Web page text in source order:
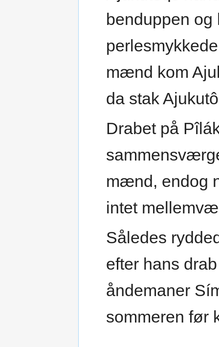
benduppen
mænd kom
da stak
Drabet på
mænd, endog
intet
Således
efter hans
åndemaner
sommeren før